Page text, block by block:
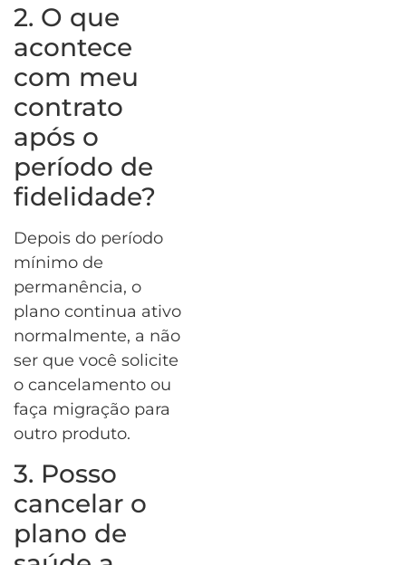
2. O que
acontece
com meu
contrato
após o
período de
fidelidade?
Depois do período
mínimo de
permanência, o
plano continua ativo
normalmente, a não
ser que você solicite
o cancelamento ou
faça migração para
outro produto.
3. Posso
cancelar o
plano de